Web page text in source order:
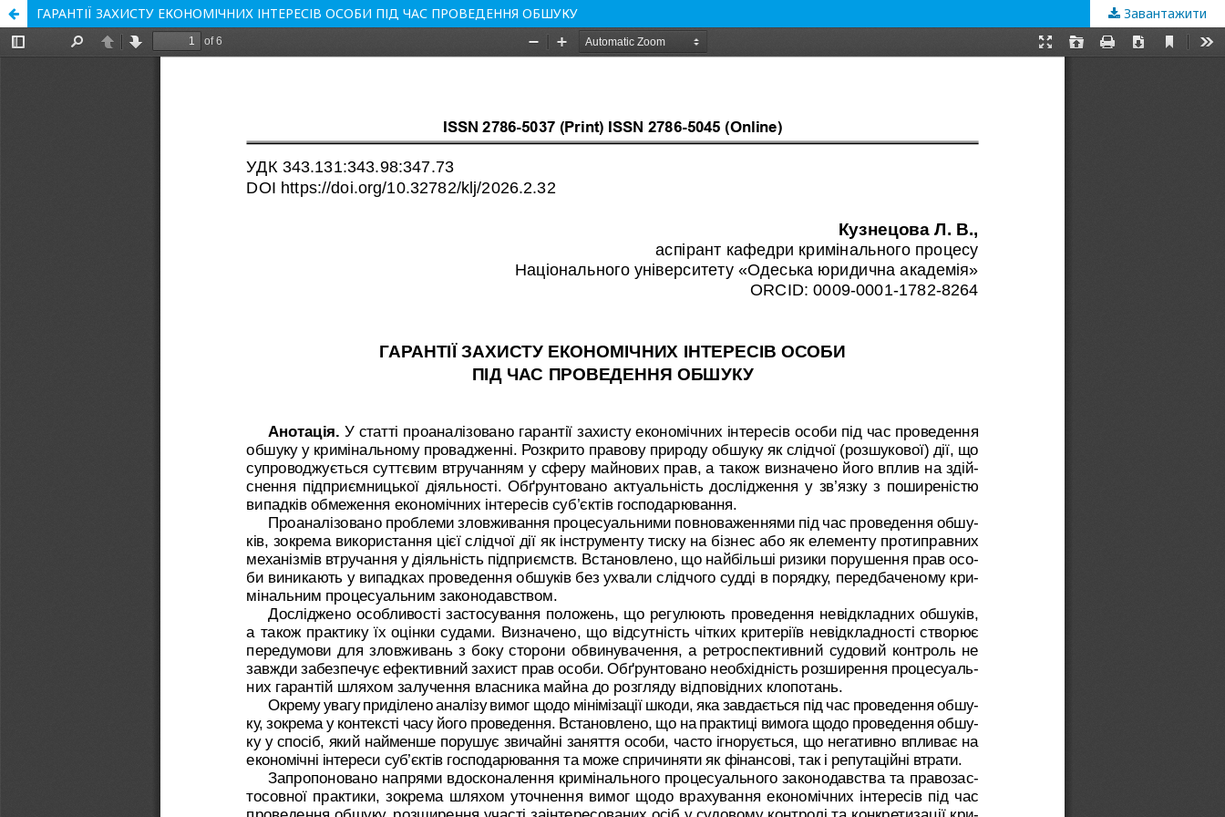
ГАРАНТІЇ ЗАХИСТУ ЕКОНОМІЧНИХ ІНТЕРЕСІВ ОСОБИ ПІД ЧАС ПРОВЕДЕННЯ ОБШУКУ Завантажити